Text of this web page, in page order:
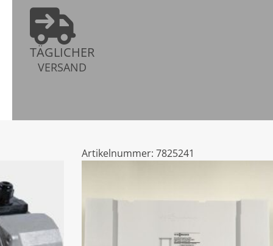
TÄGLICHER
VERSAND
Artikelnummer:7825241